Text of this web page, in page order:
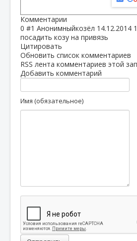
Комментарии
0 #1 Анонимныйкозёл 14.12.2014
посадить козу на привязь
Цитировать
Обновить список комментариев
RSS лента комментариев этой
Добавить комментарий
Имя (обязательное)